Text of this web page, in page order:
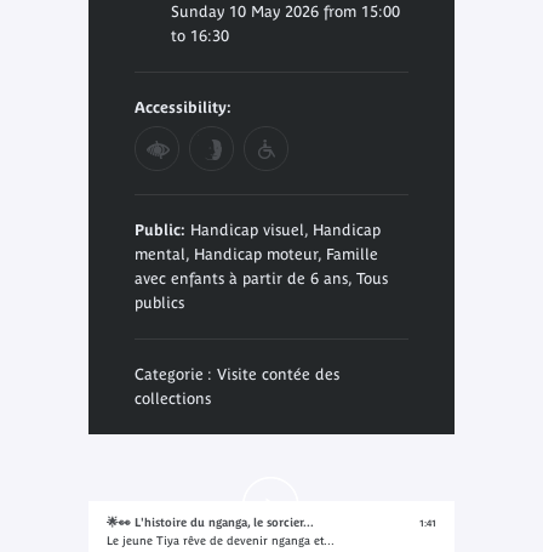
Sunday 10 May 2026 from 15:00
to 16:30
Accessibility:
Public: Handicap visuel, Handicap
mental, Handicap moteur, Famille
avec enfants à partir de 6 ans, Tous
publics
Categorie : Visite contée des
collections
🌟👀 L'histoire du nganga, le sorcier...
Le jeune Tiya rêve de devenir nganga et...
1:41